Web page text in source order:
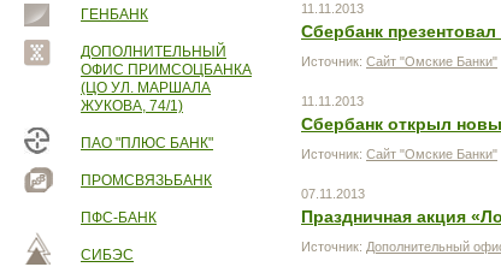
ГЕНБАНК
ДОПОЛНИТЕЛЬНЫЙ
ОФИС ПРИМСОЦБАНКА
(ЦО УЛ. МАРШАЛА
ЖУКОВА, 74/1)
ПАО "ПЛЮС БАНК"
ПРОМСВЯЗЬБАНК
ПФС-БАНК
СИБЭС
11.11.2013
Сбербанк
Источник: Сайт "Омские Банки"
11.11.2013
Сбербанк открыл
Источник: Сайт "Омские Банки"
07.11.2013
Праздничная акция
Источник: Дополнительный